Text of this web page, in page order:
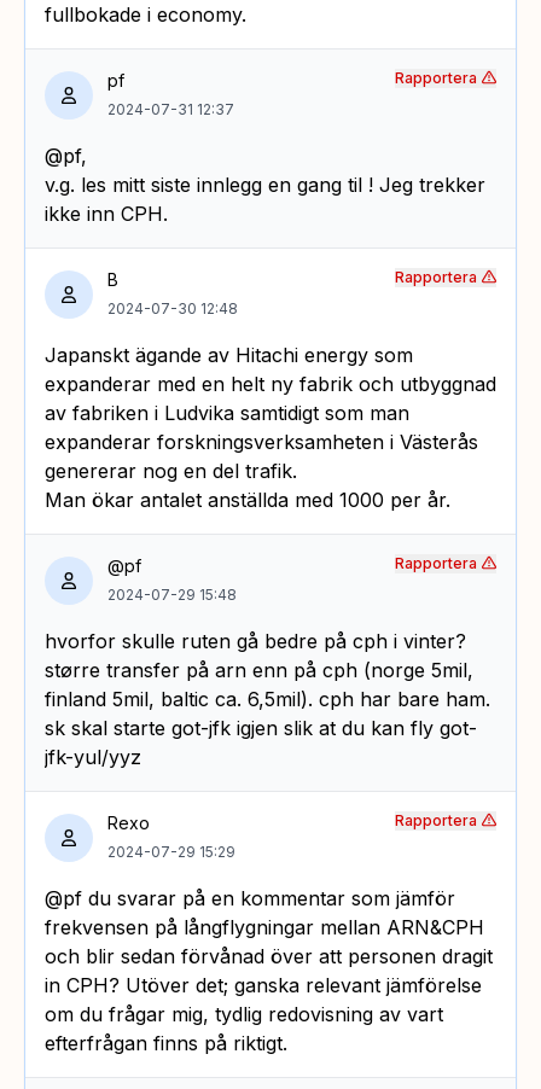
fullbokade i economy.
pf
2024-07-31 12:37
@pf,
v.g. les mitt siste innlegg en gang til ! Jeg trekker
ikke inn CPH.
Rapportera
B
2024-07-30 12:48
Japanskt ägande av Hitachi energy som
expanderar med en helt ny fabrik och utbyggnad
av fabriken i Ludvika samtidigt som man
expanderar forskningsverksamheten i Västerås
genererar nog en del trafik.
Man ökar antalet anställda med 1000 per år.
Rapportera
@pf
2024-07-29 15:48
hvorfor skulle ruten gå bedre på cph i vinter?
større transfer på arn enn på cph (norge 5mil,
finland 5mil, baltic ca. 6,5mil). cph har bare ham.
sk skal starte got-jfk igjen slik at du kan fly got-
jfk-yul/yyz
Rapportera
Rexo
2024-07-29 15:29
@pf du svarar på en kommentar som jämför
frekvensen på långflygningar mellan ARN&CPH
och blir sedan förvånad över att personen dragit
in CPH? Utöver det; ganska relevant jämförelse
om du frågar mig, tydlig redovisning av vart
efterfrågan finns på riktigt.
Rapportera